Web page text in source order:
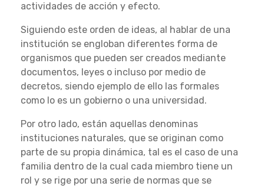
actividades de acción y efecto.
Siguiendo este orden de ideas, al hablar de una
institución se engloban diferentes forma de
organismos que pueden ser creados mediante
documentos, leyes o incluso por medio de
decretos, siendo ejemplo de ello las formales
como lo es un gobierno o una universidad.
Por otro lado, están aquellas denominas
instituciones naturales, que se originan como
parte de su propia dinámica, tal es el caso de una
familia dentro de la cual cada miembro tiene un
rol y se rige por una serie de normas que se